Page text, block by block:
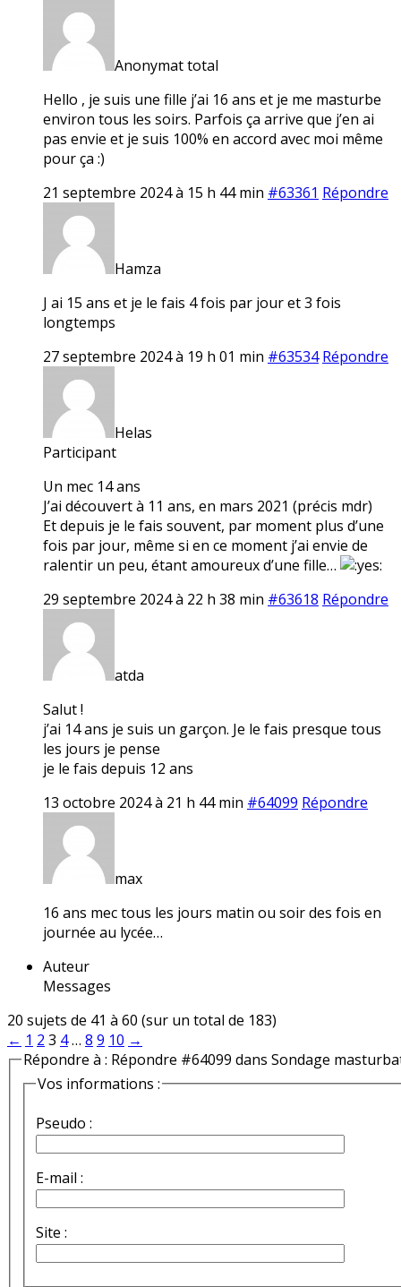
Anonymat total
Hello , je suis une fille j’ai 16 ans et je me masturbe
environ tous les soirs. Parfois ça arrive que j’en ai
pas envie et je suis 100% en accord avec moi même
pour ça :)
21 septembre 2024 à 15 h 44 min #63361 Répondre
Hamza
J ai 15 ans et je le fais 4 fois par jour et 3 fois
longtemps
27 septembre 2024 à 19 h 01 min #63534 Répondre
Helas
Participant
Un mec 14 ans
J’ai découvert à 11 ans, en mars 2021 (précis mdr)
Et depuis je le fais souvent, par moment plus d’une
fois par jour, même si en ce moment j’ai envie de
ralentir un peu, étant amoureux d’une fille…
29 septembre 2024 à 22 h 38 min #63618 Répondre
atda
Salut !
j’ai 14 ans je suis un garçon. Je le fais presque tous
les jours je pense
je le fais depuis 12 ans
13 octobre 2024 à 21 h 44 min #64099 Répondre
max
16 ans mec tous les jours matin ou soir des fois en
journée au lycée…
Auteur
Messages
20 sujets de 41 à 60 (sur un total de 183)
← 1 2 3 4… 8 9 10 →
Répondre à : Répondre #64099 dans Sondage
Vos informations :
Pseudo :
E-mail :
Site :